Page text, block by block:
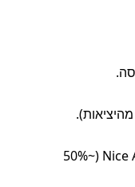
בולטת במיוחד תחנת Nice Airport (~50%